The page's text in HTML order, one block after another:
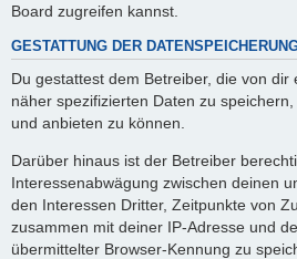
Board zugreifen kannst.
GESTATTUNG DER
Du gestattest dem Betreiber, die von dir
näher spezifizierten Daten zu
und anbieten zu können.
Darüber hinaus ist der Betreiber
Interessenabwägung zwischen deinen
den Interessen Dritter, Zeitpunkte von
zusammen mit deiner IP-Adresse und
übermittelter Browser-Kennung zu